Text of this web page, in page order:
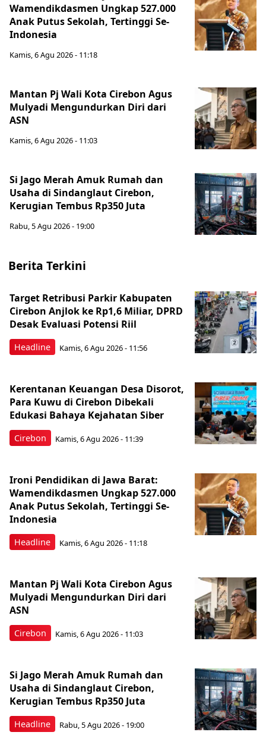
Wamendikdasmen Ungkap 527.000
Anak Putus Sekolah, Tertinggi Se-
Indonesia
Kamis, 6 Agu 2026 - 11:18
Mantan Pj Wali Kota Cirebon Agus
Mulyadi Mengundurkan Diri dari
ASN
Kamis, 6 Agu 2026 - 11:03
Si Jago Merah Amuk Rumah dan
Usaha di Sindanglaut Cirebon,
Kerugian Tembus Rp350 Juta
Rabu, 5 Agu 2026 - 19:00
Berita Terkini
Headline
Target Retribusi Parkir Kabupaten
Cirebon Anjlok ke Rp1,6 Miliar, DPRD
Desak Evaluasi Potensi Riil
Kamis, 6 Agu 2026 - 11:56
Cirebon
Kerentanan Keuangan Desa Disorot,
Para Kuwu di Cirebon Dibekali
Edukasi Bahaya Kejahatan Siber
Kamis, 6 Agu 2026 - 11:39
Headline
Ironi Pendidikan di Jawa Barat:
Wamendikdasmen Ungkap 527.000
Anak Putus Sekolah, Tertinggi Se-
Indonesia
Kamis, 6 Agu 2026 - 11:18
Cirebon
Mantan Pj Wali Kota Cirebon Agus
Mulyadi Mengundurkan Diri dari
ASN
Kamis, 6 Agu 2026 - 11:03
Headline
Si Jago Merah Amuk Rumah dan
Usaha di Sindanglaut Cirebon,
Kerugian Tembus Rp350 Juta
Rabu, 5 Agu 2026 - 19:00